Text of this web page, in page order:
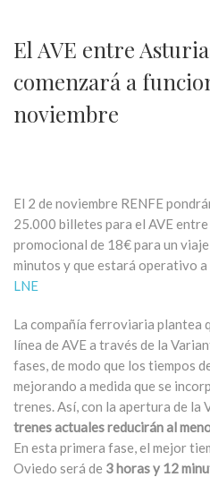
El AVE entre
comenzará a
noviembre
El 2 de noviembre RENFE
25.000 billetes para el AVE
promocional de 18€ para un
minutos y que estará operativo
LNE
La compañía ferroviaria plantea
línea de AVE a través de la
fases, de modo que los tiempos
mejorando a medida que se
trenes. Así, con la apertura de la
trenes actuales reducirán al
En esta primera fase, el mejor
Oviedo será de 3 horas y 12